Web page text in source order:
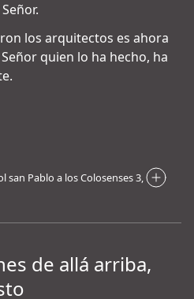
los arquitectos es ahora
quien lo ha hecho, ha
san Pablo a los Colosenses 3,
de allá arriba,